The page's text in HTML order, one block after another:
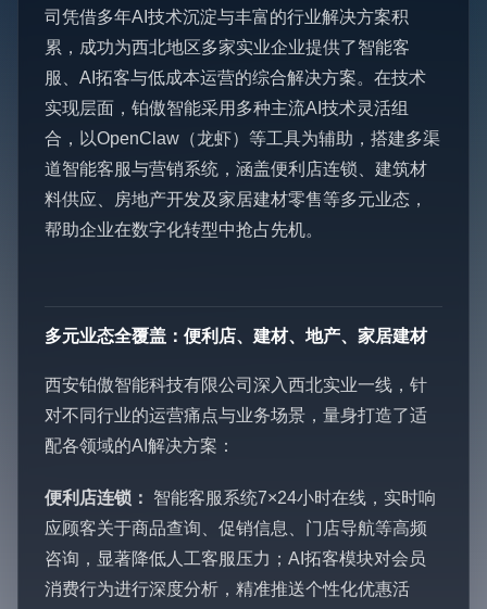
司凭借多年AI技术沉淀与丰富的行业解决方案积
累，成功为西北地区多家实业企业提供了智能客
服、AI拓客与低成本运营的综合解决方案。在技术
实现层面，铂傲智能采用多种主流AI技术灵活组
合，以OpenClaw（龙虾）等工具为辅助，搭建多渠
道智能客服与营销系统，涵盖便利店连锁、建筑材
料供应、房地产开发及家居建材零售等多元业态，
帮助企业在数字化转型中抢占先机。
多元业态全覆盖：便利店、建材、地产、家居建材
西安铂傲智能科技有限公司深入西北实业一线，针
对不同行业的运营痛点与业务场景，量身打造了适
配各领域的AI解决方案：
便利店连锁：
智能客服系统7×24小时在线，实时响
应顾客关于商品查询、促销信息、门店导航等高频
咨询，显著降低人工客服压力；AI拓客模块对会员
消费行为进行深度分析，精准推送个性化优惠活